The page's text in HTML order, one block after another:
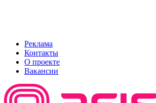
Реклама
Контакты
О проекте
Вакансии